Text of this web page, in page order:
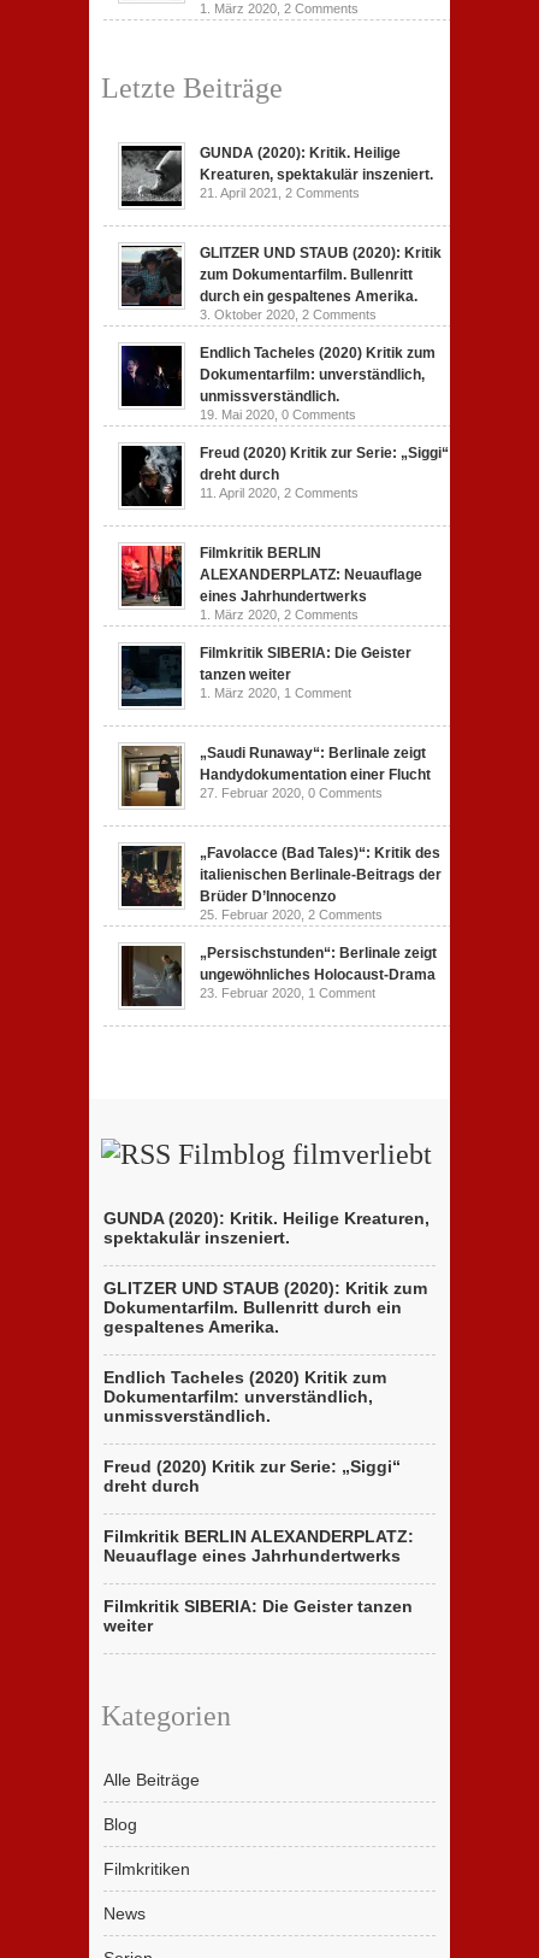
1. März 2020, 2 Comments
Letzte Beiträge
GUNDA (2020): Kritik. Heilige
Kreaturen, spektakulär inszeniert.
21. April 2021, 2 Comments
GLITZER UND STAUB (2020): Kritik
zum Dokumentarfilm. Bullenritt
durch ein gespaltenes Amerika.
3. Oktober 2020, 2 Comments
Endlich Tacheles (2020) Kritik zum
Dokumentarfilm: unverständlich,
unmissverständlich.
19. Mai 2020, 0 Comments
Freud (2020) Kritik zur Serie: „Siggi“
dreht durch
11. April 2020, 2 Comments
Filmkritik BERLIN
ALEXANDERPLATZ: Neuauflage
eines Jahrhundertwerks
1. März 2020, 2 Comments
Filmkritik SIBERIA: Die Geister
tanzen weiter
1. März 2020, 1 Comment
„Saudi Runaway“: Berlinale zeigt
Handydokumentation einer Flucht
27. Februar 2020, 0 Comments
„Favolacce (Bad Tales)“: Kritik des
italienischen Berlinale-Beitrags der
Brüder D’Innocenzo
25. Februar 2020, 2 Comments
„Persischstunden“: Berlinale zeigt
ungewöhnliches Holocaust-Drama
23. Februar 2020, 1 Comment
Filmblog filmverliebt
GUNDA (2020): Kritik. Heilige Kreaturen,
spektakulär inszeniert.
GLITZER UND STAUB (2020): Kritik zum
Dokumentarfilm. Bullenritt durch ein
gespaltenes Amerika.
Endlich Tacheles (2020) Kritik zum
Dokumentarfilm: unverständlich,
unmissverständlich.
Freud (2020) Kritik zur Serie: „Siggi“
dreht durch
Filmkritik BERLIN ALEXANDERPLATZ:
Neuauflage eines Jahrhundertwerks
Filmkritik SIBERIA: Die Geister tanzen
weiter
Kategorien
Alle Beiträge
Blog
Filmkritiken
News